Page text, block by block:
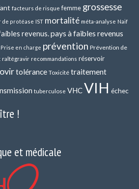
facteurs de risque femme grossesse
protéase IST mortalité méta-analyse Naif
revenus.pays à faibles revenus
Prise en charge prévention Prévention de
raltégravir recommandations réservoir
tolérance Toxicité traitement
tuberculose VHCVIH échec
!
et médicale